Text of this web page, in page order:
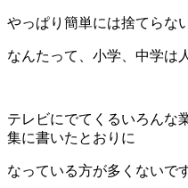
やっぱり簡単には捨てらな
なんたって、小学、中学は
テレビにでてくるいろんな
集に書いたとおりに
なっている方が多くないで